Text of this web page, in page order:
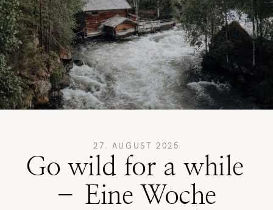
27. AUGUST 2025
Go wild for a while
– Eine Woche
REISEN
WANDERN
REISETIPPS